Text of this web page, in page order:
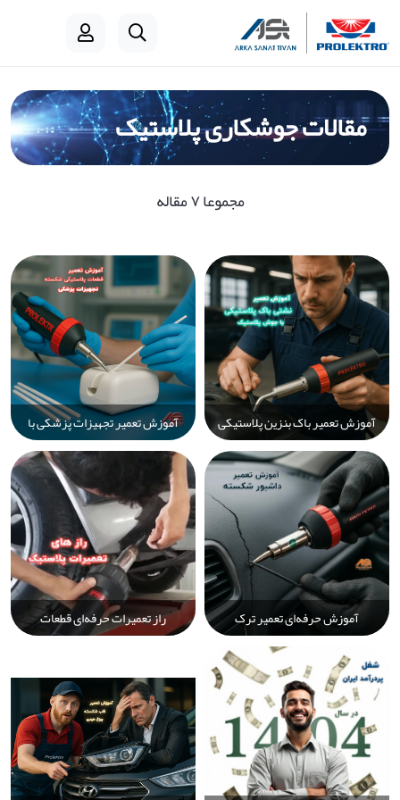
مقالات جوشکاری پلاستیک
مجموعا ۷ مقاله
آموزش تعمیر باک بنزین پلاستیکی
خودرو با دستگاه جوش پلاستیک
Prolektro: راه‌حل ایمن و اقتصادی
آموزش تعمیر تجهیزات پزشکی با
جوش پلاستیک | ترمیم قطعات
آسیب‌دیده دستگاه‌های پزشکی با
Prolektro
آموزش حرفه‌ای تعمیر ترک
داشبورد خودرو | راهنمای گام‌به‌گام
ترمیم دائمی و مؤثر با دستگاه جوش
پلاستیک
راز تعمیرات حرفه‌ای قطعات
پلاستیکی خودرو با دستگاه جوش
بادوام و اقتصادی برای ترمیم سپر،
باک و قطعات آسیب‌دیده